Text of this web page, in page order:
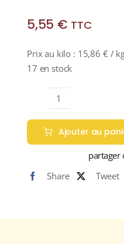
5,55 € TTC
Prix au kilo : 15,86 € /
17 en stock
quantité
de
FUSILLI
CÈPES
NATURE
Ajouter au
partager
Share
Tweet